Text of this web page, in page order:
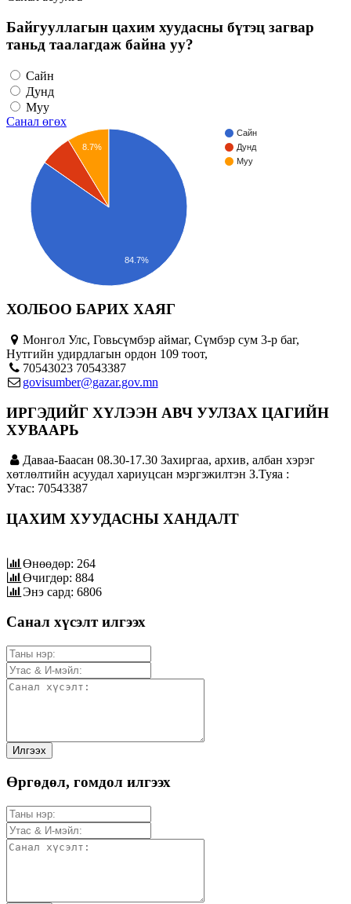
Байгууллагын цахим хуудасны бүтэц загвар
таньд таалагдаж байна уу?
Сайн
Дунд
Муу
Санал өгөх
Сайн
Дунд
Муу
8.7%
84.7%
ХОЛБОО БАРИХ ХАЯГ
Монгол Улс, Говьсүмбэр аймаг, Сүмбэр сум 3-р баг,
Нутгийн удирдлагын ордон 109 тоот,
70543023 70543387
govisumber@gazar.gov.mn
ИРГЭДИЙГ ХҮЛЭЭН АВЧ УУЛЗАХ ЦАГИЙН
ХУВААРЬ
Даваа-Баасан 08.30-17.30 Захиргаа, архив, албан хэрэг
хөтлөлтийн асуудал хариуцсан мэргэжилтэн З.Туяа :
Утас: 70543387
ЦАХИМ ХУУДАСНЫ ХАНДАЛТ
Өнөөдөр: 264
Өчигдөр: 884
Энэ сард: 6806
Санал хүсэлт илгээх
Өргөдөл, гомдол илгээх